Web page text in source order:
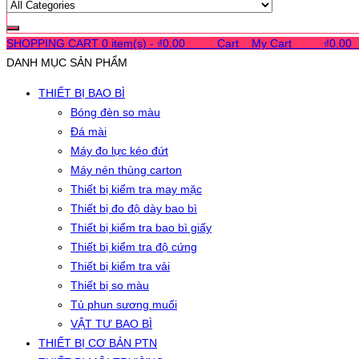
SHOPPING CART 0 item(s) - ₫0.00 Cart My Cart ₫0.00
DANH MỤC SẢN PHẨM
THIẾT BỊ BAO BÌ
Bóng đèn so màu
Đá mài
Máy đo lực kéo đứt
Máy nén thùng carton
Thiết bị kiểm tra may mặc
Thiết bị đo độ dày bao bì
Thiết bị kiểm tra bao bì giấy
Thiết bị kiểm tra độ cứng
Thiết bị kiểm tra vải
Thiết bị so màu
Tủ phun sương muối
VẬT TƯ BAO BÌ
THIẾT BỊ CƠ BẢN PTN